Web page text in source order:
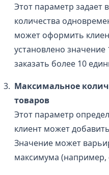
Этот параметр задает
количества
может оформить
установлено
заказать более 10
Максимальное
товаров
Этот параметр
клиент может
Значение может
максимума (например,